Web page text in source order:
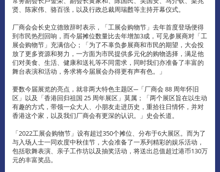
贤、陈家伟、骆百强，以及行政总裁周瑞𪊟等主持开幕仪式。
厂商会会长史立德致辞时表示，「工展会购物节」去年首度登场便得
到市民热烈回响，而今届摊位数量比去年增加3成，可见参展商对「工
展会购物节」充满信心；「为了不辜负参展商和市民的期望，大会投
放了更多资源和努力，一方面为市民提供多元化的购物选择，满足他
们对美食、生活、健康和送礼等不同需求，同时我们亦准备了丰富的
舞台表演和活动，务求将今届展会办得更有声有色。」
要数今届展览的亮点，就非两大特色主题区─「厂商会 88 周年怀旧
区」以及「香港回归祖国 25 周年展区」莫属；「两个展区旨在以生动
有趣的方式，带领一众大人、小朋友走进历史，重拾往日情怀，并对
香港这个家，以及我们厂商会有更深的认识。」史会长道。
「2022工展会购物节」设有超过350个摊位、分布于6大展区。而为了
与入场人士一同欢度中秋佳节，大会准备了一系列精彩的娱乐活动，
包括歌舞表演、亲子工作坊以及抽奖活动，将送出总值超过港币130万
元的丰富奖品。